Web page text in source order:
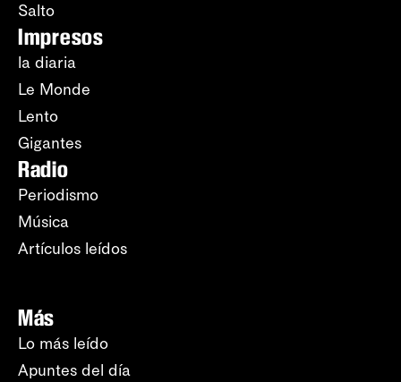
Salto
Impresos
la diaria
Le Monde
Lento
Gigantes
Radio
Periodismo
Música
Artículos leídos
Más
Lo más leído
Apuntes del día